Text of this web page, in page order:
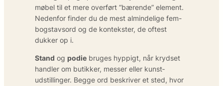
møbel til et mere overført “bærende” element.
Nedenfor finder du de mest almindelige fem-
bogstavs­ord og de kontekster, de oftest
dukker op i.
Stand og podie bruges hyppigt, når krydset
handler om butikker, messer eller kunst­
udstillinger. Begge ord beskriver et sted, hvor